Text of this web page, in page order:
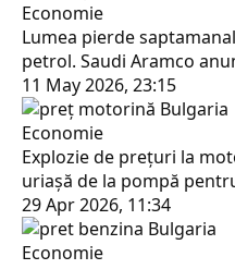
Economie
Lumea pierde
petrol. Saudi Aramco
11 May 2026, 23:15
Economie
Explozie de prețuri la
uriașă de la pompă
29 Apr 2026, 11:34
Economie